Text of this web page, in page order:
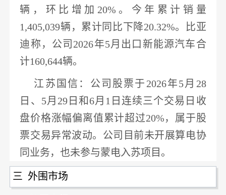
辆，环比增加20%。今年累计销量
1,405,039辆，累计同比下降20.32%。
比亚
迪称，公司 2026年5月出口 新能源汽车合
计160,644辆。
江苏国信 ：公司股票于 2026年5月28
日、5月29日和6月1日连续三个交易日收
盘价格涨幅偏离值累计超过20%，属于股
票交易异常波动。公司目前未开展算电协
同业务，也未参与蒙电入苏项目 。
三 外围市场